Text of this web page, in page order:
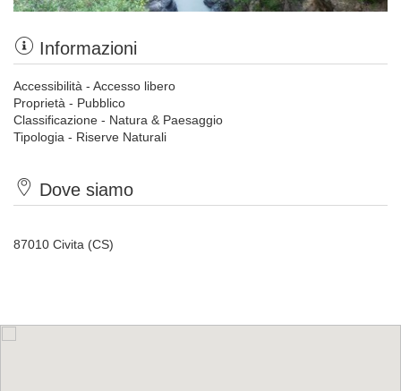
Informazioni
Accessibilità - Accesso libero
Proprietà - Pubblico
Classificazione - Natura & Paesaggio
Tipologia - Riserve Naturali
Dove siamo
87010 Civita (CS)